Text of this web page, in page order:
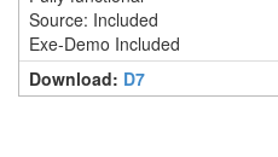
Source: Included
Exe-Demo Included
Download: D7
FreeWare